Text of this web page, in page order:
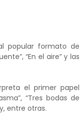
popular formato de
“En el aire” y las
el primer papel
“Tres bodas de
entre otras.